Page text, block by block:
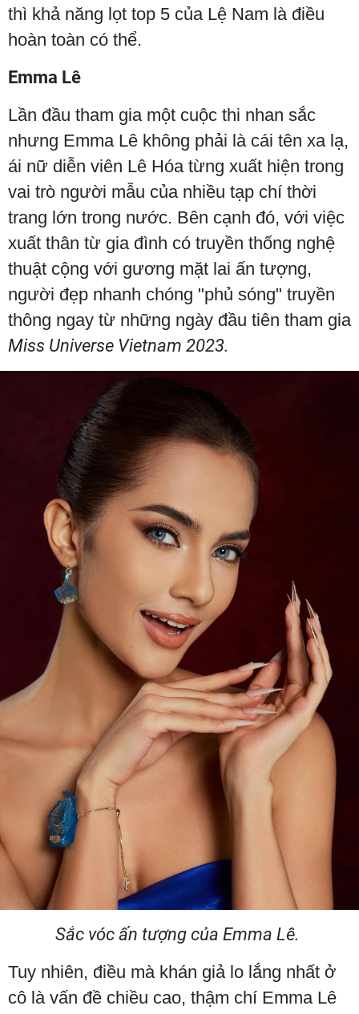
thì khả năng lọt top 5 của Lệ Nam là điều
hoàn toàn có thể.
Emma Lê
Lần đầu tham gia một cuộc thi nhan sắc
nhưng Emma Lê không phải là cái tên xa lạ,
ái nữ diễn viên Lê Hóa từng xuất hiện trong
vai trò người mẫu của nhiều tạp chí thời
trang lớn trong nước. Bên cạnh đó, với việc
xuất thân từ gia đình có truyền thống nghệ
thuật cộng với gương mặt lai ấn tượng,
người đẹp nhanh chóng "phủ sóng" truyền
thông ngay từ những ngày đầu tiên tham gia
Miss Universe Vietnam 2023.
Sắc vóc ấn tượng của Emma Lê.
Tuy nhiên, điều mà khán giả lo lắng nhất ở
cô là vấn đề chiều cao, thậm chí Emma Lê